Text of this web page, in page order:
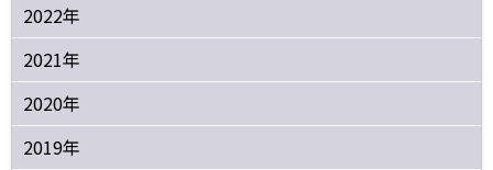
2022年
2021年
2020年
2019年